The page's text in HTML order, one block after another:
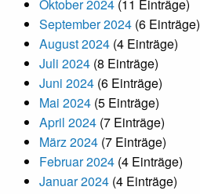
Oktober 2024 (11 Einträge)
September 2024 (6 Einträge)
August 2024 (4 Einträge)
Juli 2024 (8 Einträge)
Juni 2024 (6 Einträge)
Mai 2024 (5 Einträge)
April 2024 (7 Einträge)
März 2024 (7 Einträge)
Februar 2024 (4 Einträge)
Januar 2024 (4 Einträge)